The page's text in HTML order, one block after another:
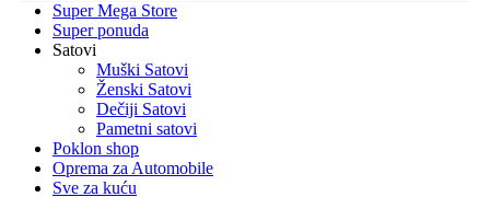
Super Mega Store
Super ponuda
Satovi
Muški Satovi
Ženski Satovi
Dečiji Satovi
Pametni satovi
Poklon shop
Oprema za Automobile
Sve za kuću